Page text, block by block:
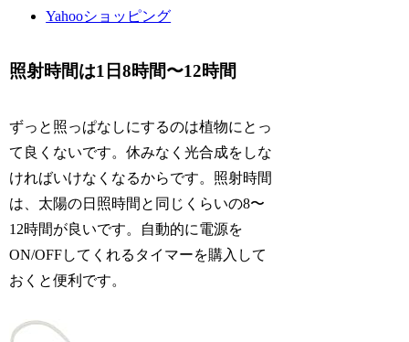
Yahooショッピング
照射時間は1日8時間〜12時間
ずっと照っぱなしにするのは植物にとっ
て良くないです。休みなく光合成をしな
ければいけなくなるからです。照射時間
は、太陽の日照時間と同じくらいの8〜
12時間が良いです。自動的に電源を
ON/OFFしてくれるタイマーを購入して
おくと便利です。